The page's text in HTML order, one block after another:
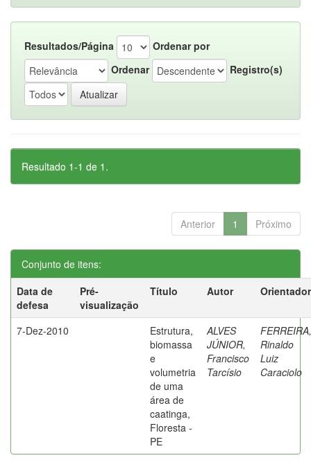
Resultados/Página
Ordenar por
Ordenar
Registro(s)
Resultado 1-1 de 1.
Anterior 1 Próximo
Conjunto de itens:
Data de
defesa
Pré-
visualização
Título Autor Orientador
7-Dez-2010
Estrutura,
biomassa
e
volumetria
de uma
área de
caatinga,
Floresta -
PE
ALVES
JÚNIOR,
Francisco
Tarcísio
FERREIRA,
Rinaldo
Luiz
Caraciolo